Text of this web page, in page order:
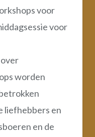
voor
voor
worden
liefhebbers en
en de